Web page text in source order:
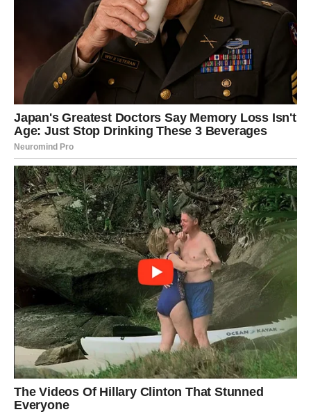
Ovan ulazi u period koji može promeniti mnogo više nego
što sada misli. Ovo su dani kada će emocije biti iskrene,
kada će osmeh dolaziti spontano i kada ćete imati osećaj
da vas sudbina konačno vodi ka nečemu lepom.